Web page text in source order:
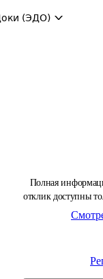
(ЭДО)
Полная
отклик доступны